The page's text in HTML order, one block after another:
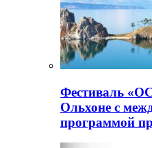
Фестиваль
Ольхоне с
программой